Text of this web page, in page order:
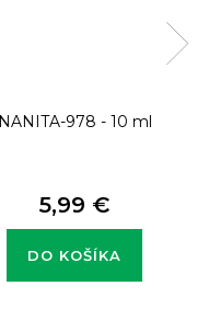
NANITA-978 - 10 ml
5,99 €
DO KOŠÍKA